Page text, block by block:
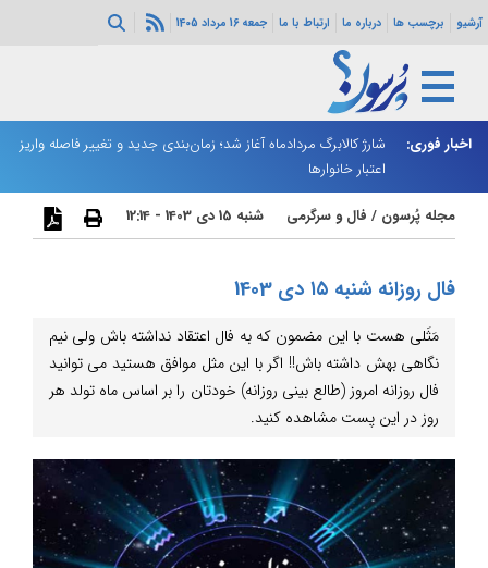
آرشیو برچسب ها درباره ما ارتباط با ما جمعه 16 مرداد 1405
اخبار فوری:
هرمز ادامه
شارژ کالابرگ مردادماه آغاز شد؛ زمان‌بندی جدید و تغییر فاصله واریز
اعتبار خانوارها
مجله پُرسون / فال و سرگرمی شنبه 15 دی 1403 - 12:14
فال روزانه شنبه ۱۵ دی 1403
مَثَلی هست با این مضمون که به فال اعتقاد نداشته باش ولی نیم
نگاهی بهش داشته باش!! اگر با این مثل موافق هستید می توانید
فال روزانه امروز (طالع بینی روزانه) خودتان را بر اساس ماه تولد هر
روز در این پست مشاهده کنید.